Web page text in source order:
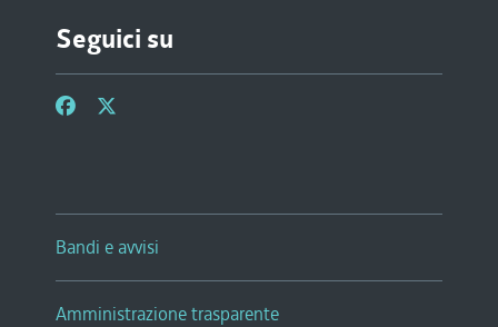
Seguici su
Bandi e avvisi
Amministrazione trasparente